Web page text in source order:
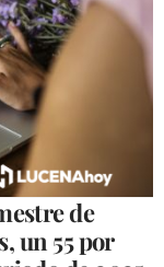
de
un 55 por